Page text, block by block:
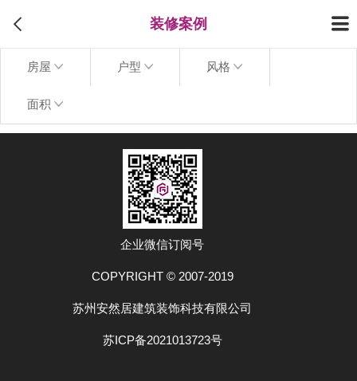
装修案例
房屋 户型 风格
面积
企业微信订阅号
COPYRIGHT © 2007-2019
苏州安然居建筑装饰科技有限公司
苏ICP备2021013723号